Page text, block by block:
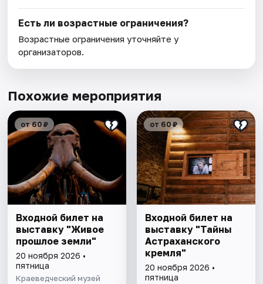
Есть ли возрастные ограничения?
Возрастные ограничения уточняйте у
организаторов.
Похожие мероприятия
от 60 ₽
Входной билет на
выставку "Живое
прошлое земли"
20 ноября 2026 •
пятница
Краеведческий музей
от 60 ₽
Входной билет на
выставку "Тайны
Астраханского
кремля"
20 ноября 2026 •
пятница